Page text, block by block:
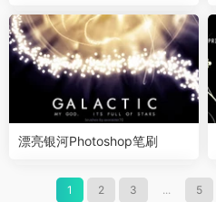
漂亮银河Photoshop笔刷
1 2 3 ... 5